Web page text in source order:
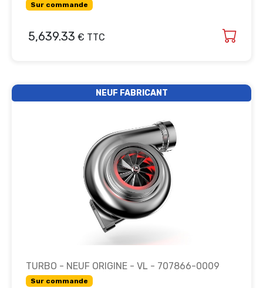
Sur commande
5,639.33 € TTC
NEUF FABRICANT
TURBO - NEUF ORIGINE - VL - 707866-0009
Sur commande